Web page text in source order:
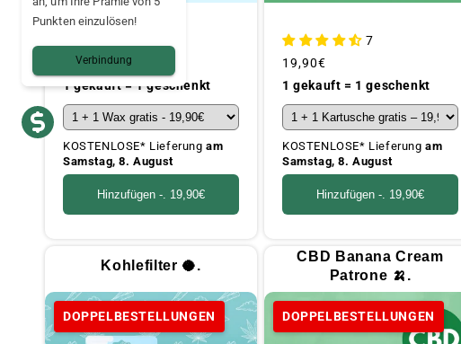
Üblicher
Preis
Ab9,95€
1 gekauft = 1 geschenkt
KOSTENLOSE* Lieferungam
Samstag, 8. August
Hinzufügen -. 19,90€
7
Üblicher
Preis
19,90€
1 gekauft = 1 geschenkt
KOSTENLOSE* Lieferungam
Samstag, 8. August
Hinzufügen -. 19,90€
Kohlefilter 🥥.
DOPPELBESTELLUNGEN
CBD Banana Cream
Patrone 🍌.
DOPPELBESTELLUNGEN
Punkten einzulösen!
Verbindung